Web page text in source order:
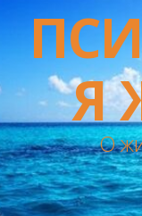
Я
О